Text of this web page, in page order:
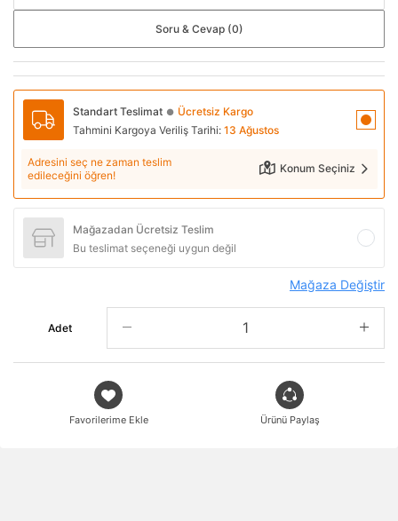
Soru & Cevap (0)
Standart Teslimat ● Ücretsiz Kargo
Tahmini Kargoya Veriliş Tarihi: 13 Ağustos
Adresini seç ne zaman teslim
edileceğini öğren!
Konum Seçiniz
Mağazadan Ücretsiz Teslim
Bu teslimat seçeneği uygun değil
Mağaza Değiştir
Adet
Favorilerime Ekle Ürünü Paylaş